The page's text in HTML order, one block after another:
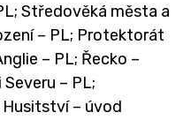
Středověká města a
– PL; Protektorát
– PL; Řecko –
– PL;
Husitství – úvod